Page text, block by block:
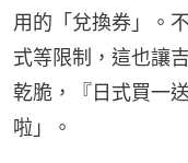
用的「兌換券」。
式等限制，這也讓
乾脆，『日式買一
啦」。